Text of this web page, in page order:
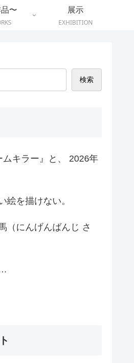
〜
展示
EXHIBITION
検索
キラー』と、 2026年
絵を描けない。
（にんげんばんじ さ